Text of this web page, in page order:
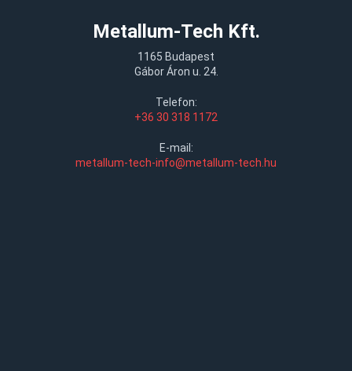
Metallum-Tech Kft.
1165 Budapest
Gábor Áron u. 24.
Telefon:
+36 30 318 1172
E-mail:
metallum-tech-info@metallum-tech.hu